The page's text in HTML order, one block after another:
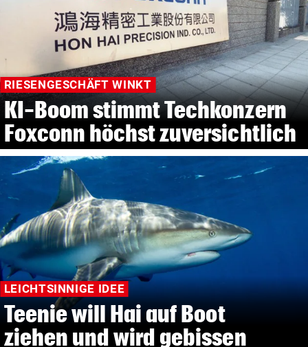
RIESENGESCHÄFT WINKT
KI-Boom stimmt Techkonzern
Foxconn höchst zuversichtlich
LEICHTSINNIGE IDEE
Teenie will Hai auf Boot
ziehen und wird gebissen